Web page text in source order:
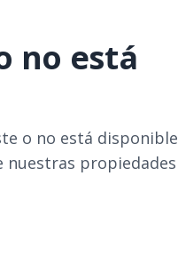
no está
o no está disponible
nuestras propiedades